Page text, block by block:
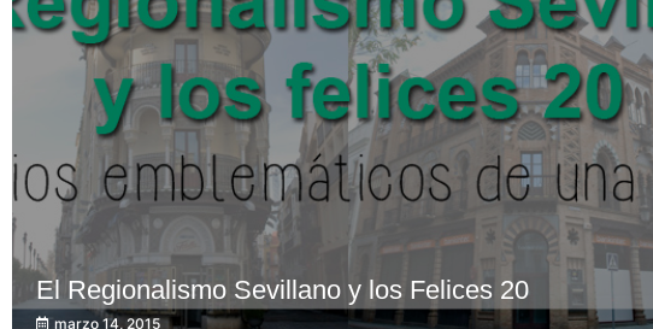
El Regionalismo Sevillano y los Felices 20
marzo 14, 2015